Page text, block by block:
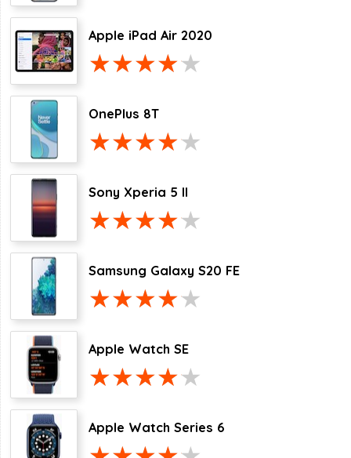
Apple iPad Air 2020
OnePlus 8T
Sony Xperia 5 II
Samsung Galaxy S20 FE
Apple Watch SE
Apple Watch Series 6